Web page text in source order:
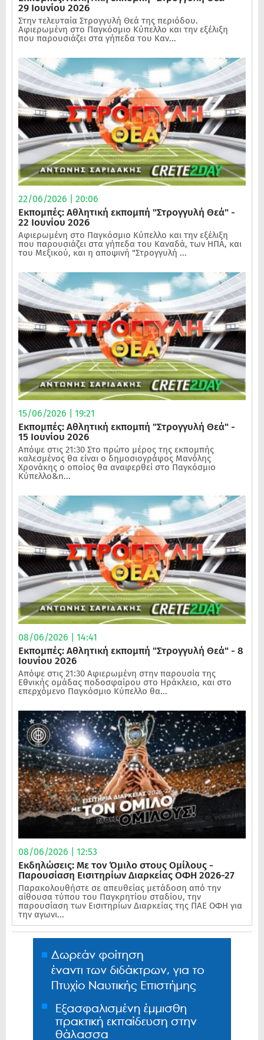
29 Ιουνίου 2026
Στην τελευταία Στρογγυλή Θεά της περιόδου.
Αφιερωμένη στο Παγκόσμιο Κύπελλο και την εξέλιξη
που παρουσιάζει στα γήπεδα του Καν...
22/06/2026 | 20:06
Εκπομπές: Αθλητική εκπομπή "Στρογγυλή Θεά" -
22 Ιουνίου 2026
Αφιερωμένη στο Παγκόσμιο Κύπελλο και την εξέλιξη
που παρουσιάζει στα γήπεδα του Καναδά, των ΗΠΑ, και
του Μεξικού, και η αποψινή "Στρογγυλή ...
15/06/2026 | 19:21
Εκπομπές: Αθλητική εκπομπή "Στρογγυλή Θεά" -
15 Ιουνίου 2026
Απόψε στις 21:30 Στο πρώτο μέρος της εκπομπής
καλεσμένος θα είναι ο δημοσιογράφος Μανόλης
Χρονάκης ο οποίος θα αναφερθεί στο Παγκόσμιο
Κύπελλο&n...
08/06/2026 | 14:41
Εκπομπές: Αθλητική εκπομπή "Στρογγυλή Θεά" - 8
Ιουνίου 2026
Απόψε στις 21:30 Αφιερωμένη στην παρουσία της
Εθνικής ομάδας ποδοσφαίρου στο Ηράκλειο, και στο
επερχόμενο Παγκόσμιο Κύπελλο θα...
08/06/2026 | 12:53
Εκδηλώσεις: Με τον Όμιλο στους Ομίλους -
Παρουσίαση Εισιτηρίων Διαρκείας ΟΦΗ 2026-27
Παρακολουθήστε σε απευθείας μετάδοση από την
αίθουσα τύπου του Παγκρητίου σταδίου, την
παρουσίαση των Εισιτηρίων Διαρκείας της ΠΑΕ ΟΦΗ για
την αγωνι...